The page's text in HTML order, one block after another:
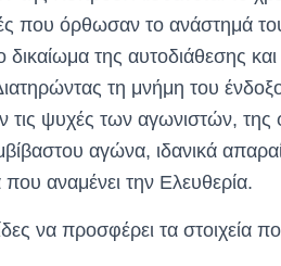
που όρθωσαν το ανάστημά
της αυτοδιάθεσης
τη μνήμη του
ψυχές των αγωνιστών, της
αγώνα, ιδανικά
αναμένει την Ελευθερία.
να προσφέρει τα στοιχεία